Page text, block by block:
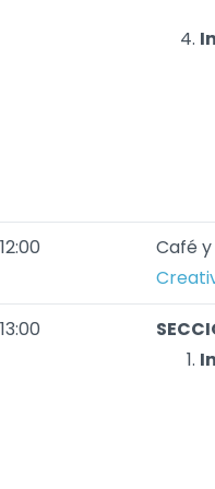
12:00 Café
13:00